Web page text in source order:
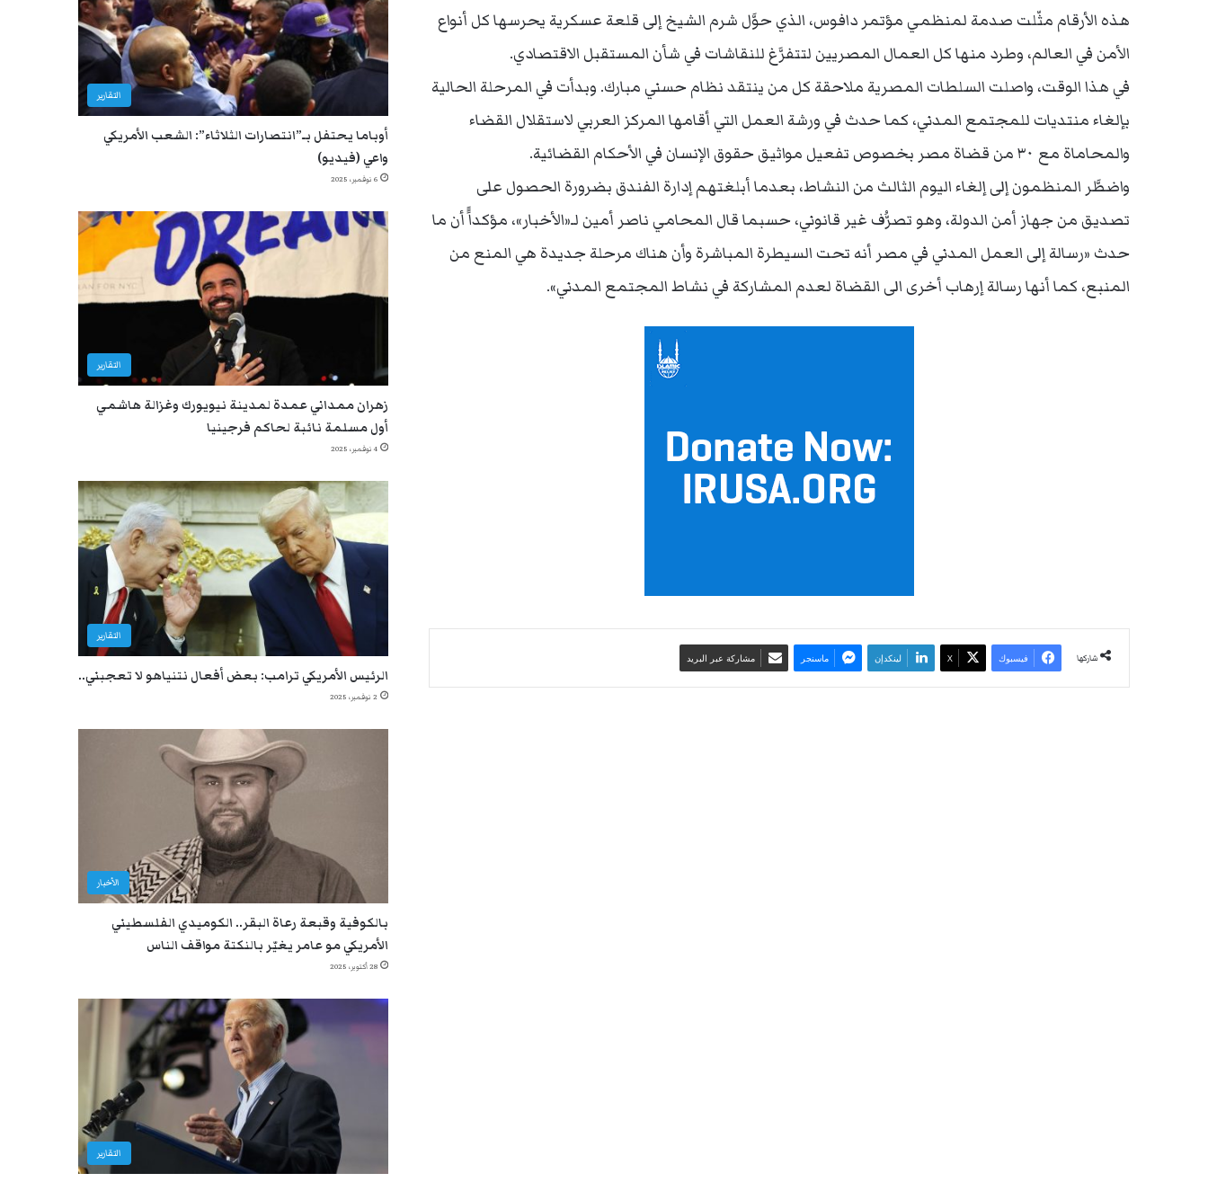
هذه الأرقام مثّلت صدمة لمنظمي مؤتمر دافوس، الذي حوَّل شرم الشيخ إلى قلعة عسكرية يحرسها كل أنواع
الأمن في العالم، وطرد منها كل العمال المصريين لتتفرَّغ للنقاشات في شأن المستقبل الاقتصادي.
في هذا الوقت، واصلت السلطات المصرية ملاحقة كل من ينتقد نظام حسني مبارك. وبدأت في المرحلة الحالية
بإلغاء منتديات للمجتمع المدني، كما حدث في ورشة العمل التي أقامها المركز العربي لاستقلال القضاء
والمحاماة مع ٣٠ من قضاة مصر بخصوص تفعيل مواثيق حقوق الإنسان في الأحكام القضائية.
واضطَّر المنظمون إلى إلغاء اليوم الثالث من النشاط، بعدما أبلغتهم إدارة الفندق بضرورة الحصول على
تصديق من جهاز أمن الدولة، وهو تصرُّف غير قانوني، حسبما قال المحامي ناصر أمين لـ«الأخبار»، مؤكداًً أن ما
حدث «رسالة إلى العمل المدني في مصر أنه تحت السيطرة المباشرة وأن هناك مرحلة جديدة هي المنع من
المنبع، كما أنها رسالة إرهاب أخرى الى القضاة لعدم المشاركة في نشاط المجتمع المدني».
شاركها فيسبوك ‫X لينكدإن ماسنجر مشاركة عبر البريد
التقارير
أوباما يحتفل بـ”انتصارات الثلاثاء”: الشعب الأمريكي
واعي (فيديو)
6 نوفمبر، 2025
التقارير
زهران ممداني عمدة لمدينة نيويورك وغزالة هاشمي
أول مسلمة نائبة لحاكم فرجينيا
4 نوفمبر، 2025
التقارير
الرئيس الأمريكي ترامب: بعض أفعال نتنياهو لا تعجبني..
2 نوفمبر، 2025
الأخبار
بالكوفية وقبعة رعاة البقر.. الكوميدي الفلسطيني
الأمريكي مو عامر يغيّر بالنكتة مواقف الناس
28 أكتوبر، 2025
التقارير